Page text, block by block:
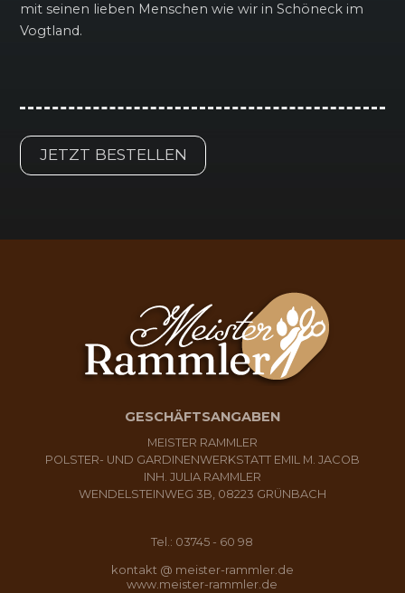
mit seinen lieben Menschen wie wir in Schöneck im
Vogtland.
JETZT BESTELLEN
GESCHÄFTSANGABEN
MEISTER RAMMLER
POLSTER- UND GARDINENWERKSTATT EMIL M. JACOB
INH. JULIA RAMMLER
WENDELSTEINWEG 3B, 08223 GRÜNBACH
Tel.: 03745 - 60 98
kontakt @ meister-rammler.de
www.meister-rammler.de